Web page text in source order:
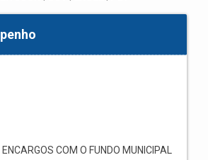
COM O FUNDO MUNICIPAL